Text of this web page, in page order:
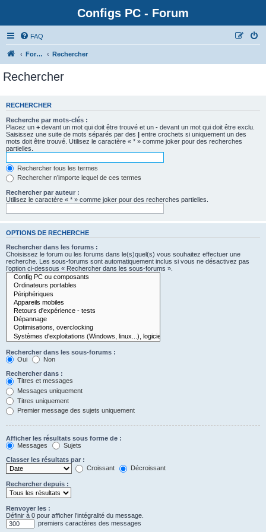
Configs PC - Forum
FAQ
Forum Rechercher
Rechercher
RECHERCHER
Recherche par mots-clés :
Placez un + devant un mot qui doit être trouvé et un - devant un mot qui doit être exclu.
Saisissez une suite de mots séparés par des | entre crochets si uniquement un des
mots doit être trouvé. Utilisez le caractère « * » comme joker pour des recherches
partielles.
Rechercher tous les termes
Rechercher n’importe lequel de ces termes
Rechercher par auteur :
Utilisez le caractère « * » comme joker pour des recherches partielles.
OPTIONS DE RECHERCHE
Rechercher dans les forums :
Choisissez le forum ou les forums dans le(s)quel(s) vous souhaitez effectuer une
recherche. Les sous-forums sont automatiquement inclus si vous ne désactivez pas
l’option ci-dessous « Rechercher dans les sous-forums ».
Rechercher dans les sous-forums :
Oui
Non
Rechercher dans :
Titres et messages
Messages uniquement
Titres uniquement
Premier message des sujets uniquement
Afficher les résultats sous forme de :
Messages
Sujets
Classer les résultats par :
Croissant
Décroissant
Rechercher depuis :
Renvoyer les :
Définir à 0 pour afficher l’intégralité du message.
premiers caractères des messages